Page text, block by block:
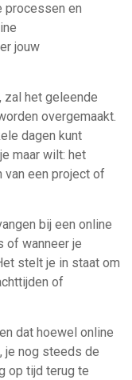
processen en
jouw
zal het geleende
overgemaakt.
dagen kunt
maar wilt: het
van een project of
bij een online
of wanneer je
stelt je in staat om
of
dat hoewel online
je nog steeds de
op tijd terug te